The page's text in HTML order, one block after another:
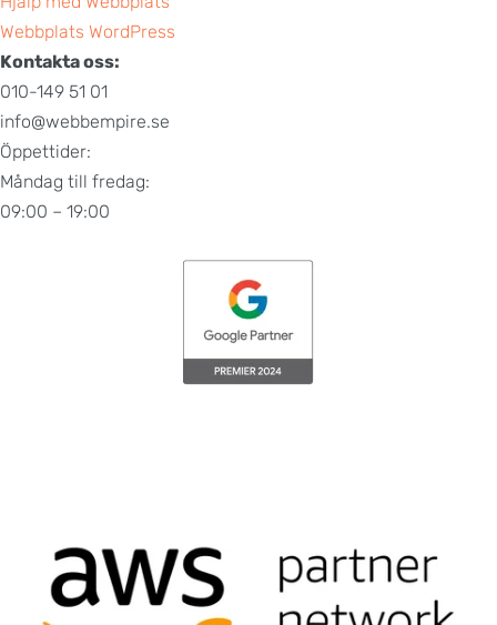
Webbplats WordPress
Kontakta oss:
010-149 51 01
info@webbempire.se
Öppettider:
Måndag till fredag:
09:00 – 19:00